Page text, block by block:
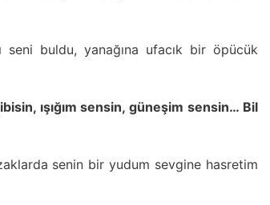
buldu, yanağına ufacık bir öpücük
ışığım sensin, güneşim sensin… Bil
senin bir yudum sevgine hasretim